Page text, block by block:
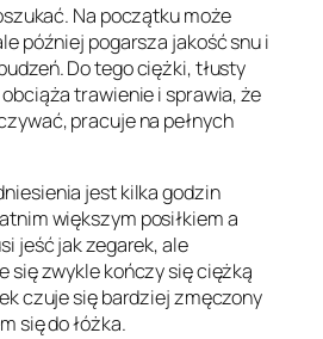
Na początku może
później pogarsza jakość snu i
Do tego ciężki, tłusty
trawienie i sprawia, że
pracuje na pełnych
jest kilka godzin
większym posiłkiem a
jeść jak zegarek, ale
się zwykle kończy się ciężką
czuje się bardziej zmęczony
się do łóżka.